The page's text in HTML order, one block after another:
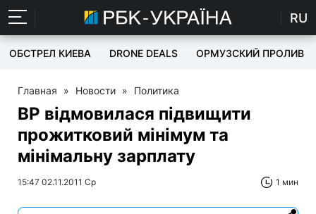
RU
ОБСТРЕЛ КИЕВА DRONE DEALS ОРМУЗСКИЙ ПРОЛИВ
Главная » Новости » Политика
ВР відмовилася підвищити
прожитковий мінімум та
мінімальну зарплату
15:47 02.11.2011 Ср 1 мин